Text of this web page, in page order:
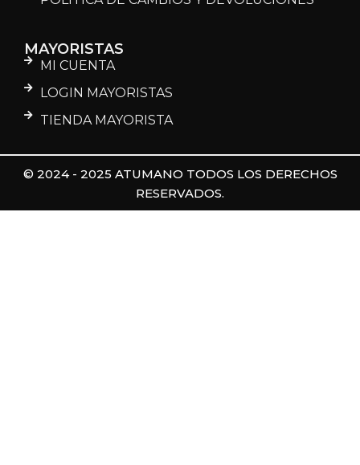
MAYORISTAS
MI CUENTA
LOGIN MAYORISTAS
TIENDA MAYORISTA
© 2024 - 2025 ATUMANO TODOS LOS DERECHOS
RESERVADOS.